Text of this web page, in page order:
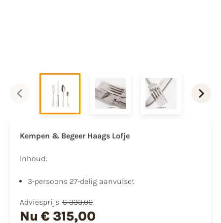
Kempen & Begeer Haags Lofje
Inhoud:
3-persoons 27-delig aanvulset
Adviesprijs € 333,00
Nu € 315,00